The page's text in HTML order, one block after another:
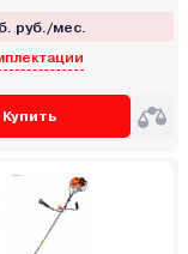
руб./мес.
Купить